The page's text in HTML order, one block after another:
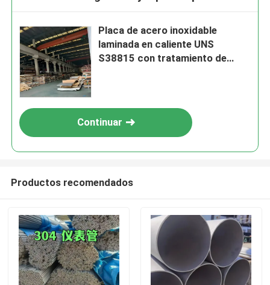
Placa de acero inoxidable
laminada en caliente UNS
S38815 con tratamiento de
Continuar
Productos recomendados